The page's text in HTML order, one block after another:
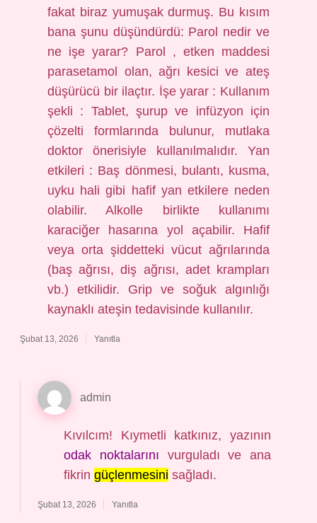
fakat biraz yumuşak durmuş. Bu kısım
bana şunu düşündürdü: Parol nedir ve
ne işe yarar? Parol , etken maddesi
parasetamol olan, ağrı kesici ve ateş
düşürücü bir ilaçtır. İşe yarar : Kullanım
şekli : Tablet, şurup ve infüzyon için
çözelti formlarında bulunur, mutlaka
doktor önerisiyle kullanılmalıdır. Yan
etkileri : Baş dönmesi, bulantı, kusma,
uyku hali gibi hafif yan etkilere neden
olabilir. Alkolle birlikte kullanımı
karaciğer hasarına yol açabilir. Hafif
veya orta şiddetteki vücut ağrılarında
(baş ağrısı, diş ağrısı, adet krampları
vb.) etkilidir. Grip ve soğuk algınlığı
kaynaklı ateşin tedavisinde kullanılır.
Şubat 13, 2026 Yanıtla
admin
Kıvılcım! Kıymetli katkınız, yazının
odak noktalarını vurguladı ve ana
fikrin güçlenmesini sağladı.
Şubat 13, 2026 Yanıtla